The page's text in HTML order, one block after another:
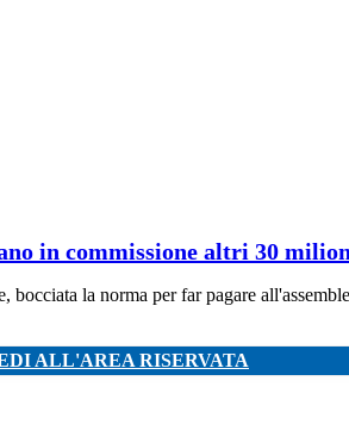
in commissione altri 30
la norma per far pagare
ALL'AREA RISERVATA